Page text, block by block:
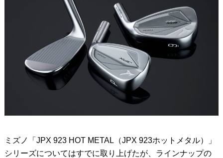
ミズノ「JPX 923 HOT METAL（JPX 923ホットメタル）」
シリーズについてはすでに取り上げたが、ラインナップの